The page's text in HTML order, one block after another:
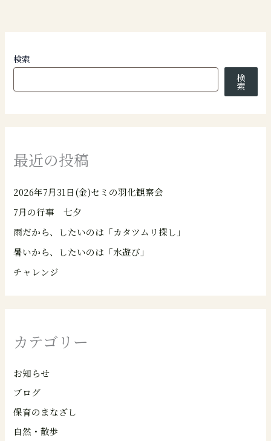
検索
検
索
最近の投稿
2026年7月31日(金)セミの羽化観察会
7月の行事 七夕
雨だから、したいのは「カタツムリ探し」
暑いから、したいのは「水遊び」
チャレンジ
カテゴリー
お知らせ
ブログ
保育のまなざし
自然・散歩